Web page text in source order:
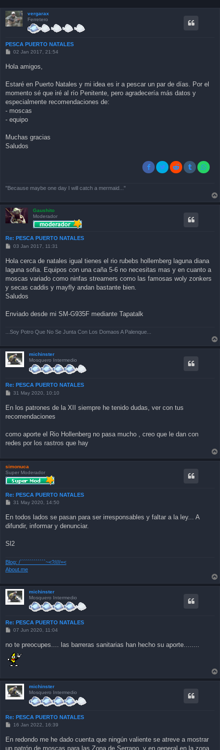
vergarax
Ferretero
PESCA PUERTO NATALES
P
t
02 Jan 2017, 21:54
Hola amigos,
Estaré en Puerto Natales y mi idea es ir a pescar un par de días. Por el
momento sé que iré al río Penitente, pero agradecería más datos y
especialmente recomendaciones de:
- moscas
- equipo
Muchas gracias
Saludos
"Because maybe one day I will catch a mermaid..."
Gaushito
Moderador
Re: PESCA PUERTO NATALES
P
t
03 Jan 2017, 11:31
Hola cerca de natales igual tienes el rio rubebs hollemberg laguna diana
laguna sofia. Equipos con una caña 5-6 no necesitas mas y en cuanto a
moscas variado como ninfas streamers como las famosas woly zonkers
y secas caddis y mayfly andan bastante bien.
Saludos
Enviado desde mi SM-G935F mediante Tapatalk
...Soy Potro Que No Se Junta Con Los Domaos A Palenque...
michinster
Mosquero Intermedio
Re: PESCA PUERTO NATALES
P
t
31 May 2020, 10:10
En los patrones de la XII siempre he tenido dudas, ver con tus
recomendaciones
como aporte el Rio Hollenberg no pasa mucho , creo que le dan con
redes por los rastros que hay
simonuca
Super Moderador
Re: PESCA PUERTO NATALES
P
t
31 May 2020, 14:50
En todos lados se pasan para ser irresponsables y faltar a la ley... A
difundir, informar y denunciar.
Sl2
Blog: /`````````````~<?////=<
About.me
michinster
Mosquero Intermedio
Re: PESCA PUERTO NATALES
P
t
07 Jun 2020, 11:04
no te preocupes.... las barreras sanitarias han hecho su aporte........
michinster
Mosquero Intermedio
Re: PESCA PUERTO NATALES
P
t
16 Jan 2022, 16:39
En redondo me he dado cuenta que ningún valiente se atreve a mostrar
un patrón de moscas para las Zona de Serrano, y en general en la zona,